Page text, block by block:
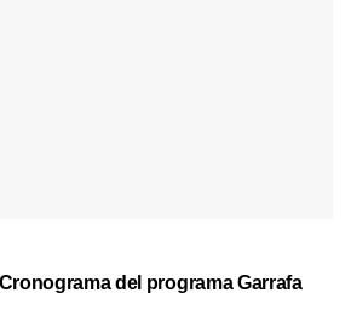
del programa Garrafa